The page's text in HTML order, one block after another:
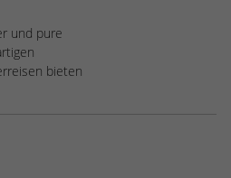
und pure
bieten
eine Website nutzen, und hilft
eines Analyseberichts
es der Website geht. Die
Daten umfassen die Anzahl der